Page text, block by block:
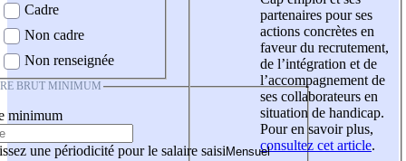
Cadre
Non cadre
Non renseignée
BRUT MINIMUM
minimum
une périodicité pour le salaire saisi
partenaires pour ses
actions concrètes en
faveur du recrutement,
de l’intégration et de
l’accompagnement de
ses collaborateurs en
situation de handicap.
Pour en savoir plus,
consultez cet article.